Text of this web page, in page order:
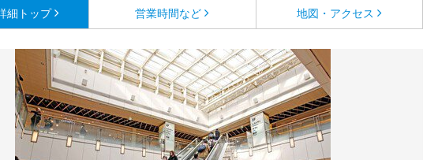
細 トップ 営業時間など 地図・アクセス